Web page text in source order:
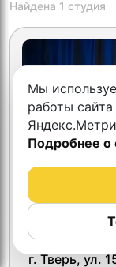
Найдена 1 студия
г. Тверь, ул.
Мы
работы
Подробнее о